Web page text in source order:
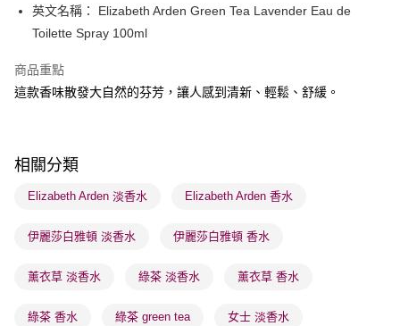
WeChat Pay
送貨方式
每筆HK$65.00，滿HK$300.00或以上免運費
確認發貨後1-3 工作天送達，訂單將隨機分配至SF順豐速運或京東
每筆HK$65.00，滿HK$300.00或以上免運費
(香港門市) 只顯示可選門市。確認發貨後2-5個工作天到店，3天內
英文名稱： Elizabeth Arden Green Tea Lavender Eau de
Toilette Spray 100ml
商品重點
這款香味散發大自然的芬芳，讓人感到清新、輕鬆、舒緩。
相關分類
Elizabeth Arden 淡香水 Elizabeth Arden 香水
伊麗莎白雅頓 淡香水 伊麗莎白雅頓 香水
薰衣草 淡香水 綠茶 淡香水 薰衣草 香水
綠茶 香水 綠茶 green tea 女士 淡香水